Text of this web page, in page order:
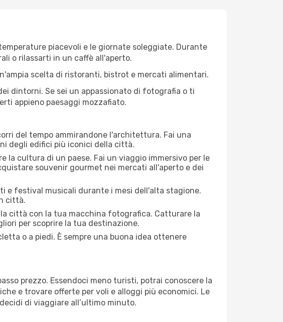
piacevoli e le giornate soleggiate. Durante
o rilassarti in un caffè all'aperto.
scelta di ristoranti, bistrot e mercati alimentari.
dintorni. Se sei un appassionato di fotografia o ti
appieno paesaggi mozzafiato.
del tempo ammirandone l'architettura. Fai una
degli edifici più iconici della città.
la cultura di un paese. Fai un viaggio immersivo per le
souvenir gourmet nei mercati all'aperto e dei
e festival musicali durante i mesi dell'alta stagione.
città.
città con la tua macchina fotografica. Catturare la
per scoprire la tua destinazione.
o a piedi. È sempre una buona idea ottenere
prezzo. Essendoci meno turisti, potrai conoscere la
e trovare offerte per voli e alloggi più economici. Le
di viaggiare all’ultimo minuto.